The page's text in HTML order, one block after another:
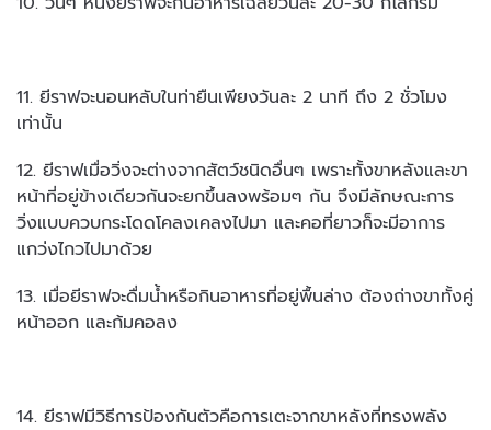
11. ยีราฟจะนอนหลับในท่ายืนเพียงวันละ 2 นาที ถึง 2 ชั่วโมง
เท่านั้น
12. ยีราฟเมื่อวิ่งจะต่างจากสัตว์ชนิดอื่นๆ เพราะทั้งขาหลังและขา
หน้าที่อยู่ข้างเดียวกันจะยกขึ้นลงพร้อมๆ กัน จึงมีลักษณะการ
วิ่งแบบควบกระโดดโคลงเคลงไปมา และคอที่ยาวก็จะมีอาการ
แกว่งไกวไปมาด้วย
13. เมื่อยีราฟจะดื่มน้ำหรือกินอาหารที่อยู่พื้นล่าง ต้องถ่างขาทั้งคู่
หน้าออก และก้มคอลง
14. ยีราฟมีวิธีการป้องกันตัวคือการเตะจากขาหลังที่ทรงพลัง